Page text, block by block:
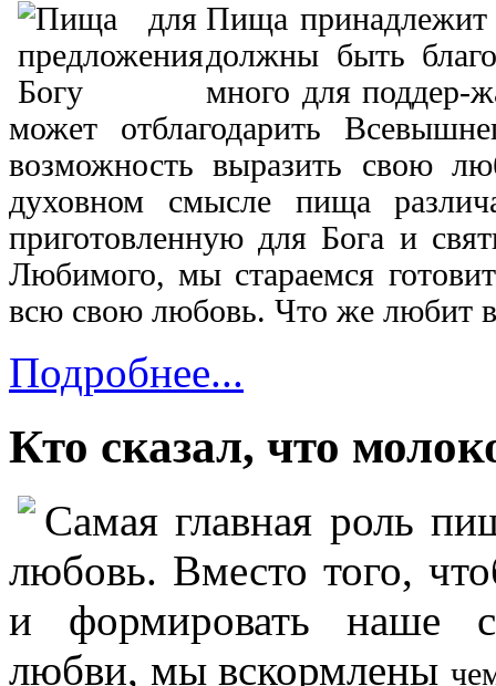
Пища принадлежит
должны быть
много для поддер-
может отблагодарить
возможность выразить свою
духовном смысле пища
приготовленную для Бога и
Любимого, мы стараемся
всю свою любовь. Что же любит
Подробнее...
Кто сказал, что
Самая главная роль
любовь. Вместо того,
и формировать наше
любви, мы вскормлены